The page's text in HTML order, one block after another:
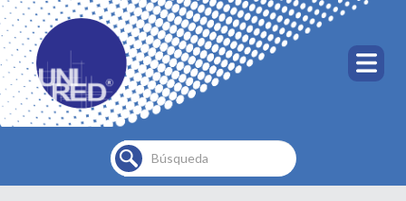
Buscar...